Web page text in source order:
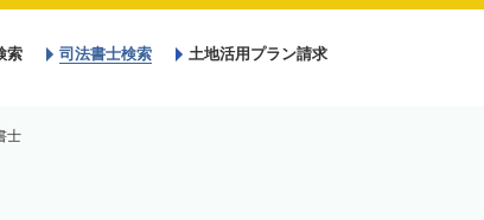
索 司法書士検索 土地活用プラン請求
士